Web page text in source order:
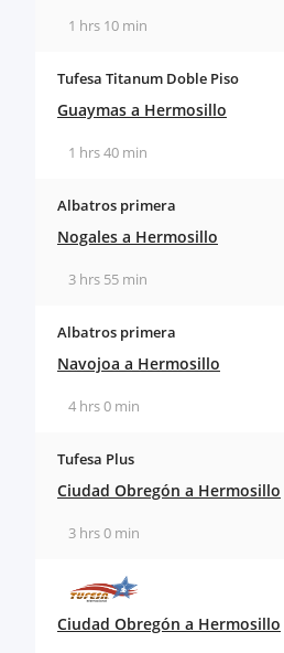
1 hrs 10 min
Tufesa Titanum Doble Piso
Guaymas a Hermosillo
1 hrs 40 min
Albatros primera
Nogales a Hermosillo
3 hrs 55 min
Albatros primera
Navojoa a Hermosillo
4 hrs 0 min
Tufesa Plus
Ciudad Obregón a Hermosillo
3 hrs 0 min
Ciudad Obregón a Hermosillo